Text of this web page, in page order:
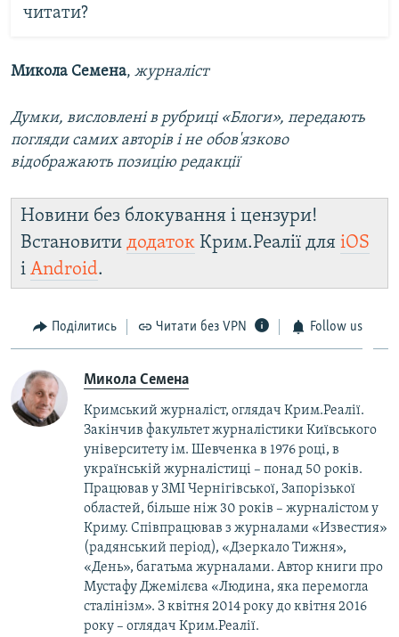
читати?
Микола Семена, журналіст
Думки, висловлені в рубриці «Блоги», передають
погляди самих авторів і не обов'язково
відображають позицію редакції
Новини без блокування і цензури!
Встановити додаток Крим.Реалії для iOS
і Android.
Поділитись Читати без VPN Follow us
Микола Семена
Кримський журналіст, оглядач Крим.Реалії.
Закінчив факультет журналістики Київського
університету ім. Шевченка в 1976 році, в
українській журналістиці – понад 50 років.
Працював у ЗМІ Чернігівської, Запорізької
областей, більше ніж 30 років – журналістом у
Криму. Співпрацював з журналами «Известия»
(радянський період), «Дзеркало Тижня»,
«День», багатьма журналами. Автор книги про
Мустафу Джемілєва «Людина, яка перемогла
сталінізм». З квітня 2014 року до квітня 2016
року – оглядач Крим.Реалії.